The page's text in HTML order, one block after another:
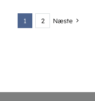
1 2 Næste